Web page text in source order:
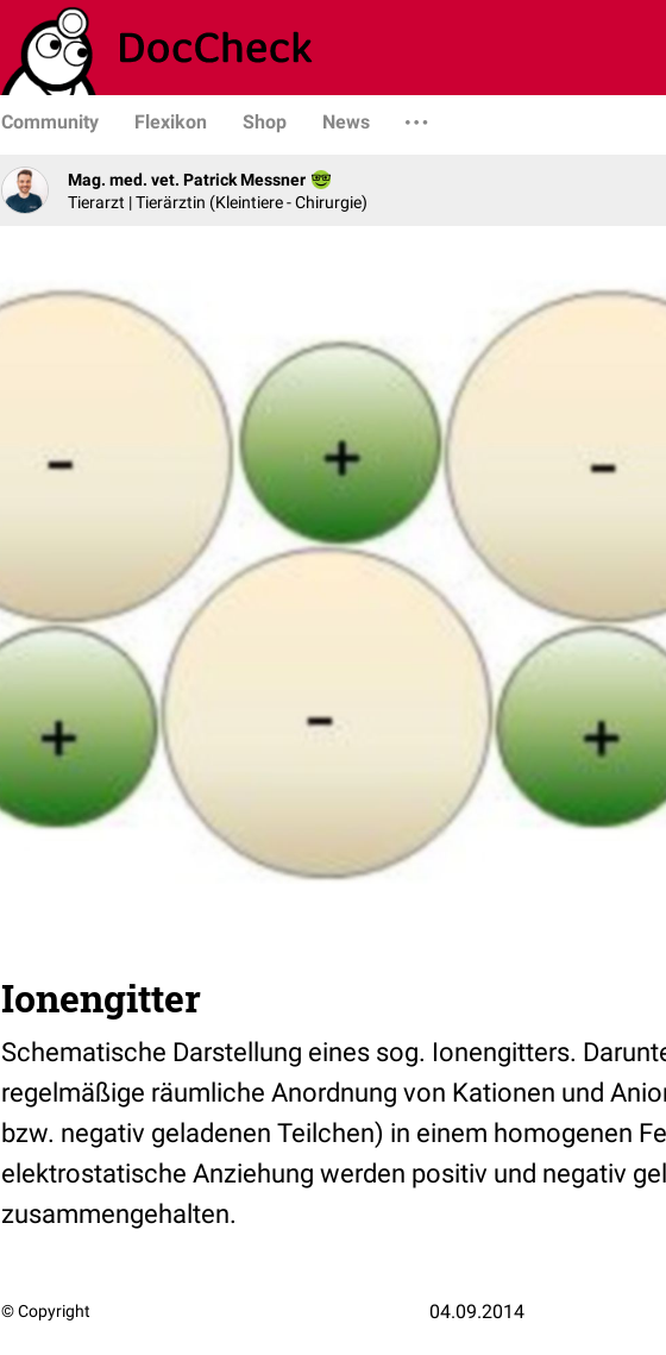
Community Flexikon Shop News
Mag. med. vet. Patrick Messner
Tierarzt | Tierärztin (Kleintiere - Chirurgie)
Ionengitter
Schematische Darstellung eines sog. Ionengitters.
regelmäßige räumliche Anordnung von Kationen und
bzw. negativ geladenen Teilchen) in einem homogenen
elektrostatische Anziehung werden positiv und negativ
zusammengehalten.
© Copyright 04.09.2014